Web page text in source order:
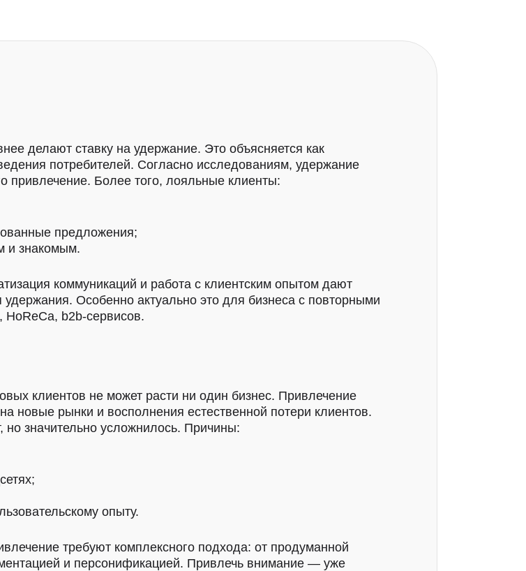
делают ставку на удержание. Это объясняется как
потребителей. Согласно исследованиям, удержание
привлечение. Более того, лояльные клиенты:
предложения;
и знакомым.
коммуникаций и работа с клиентским опытом дают
Особенно актуально это для бизнеса с повторными
HoReCa, b2b-сервисов.
клиентов не может расти ни один бизнес. Привлечение
новые рынки и восполнения естественной потери клиентов.
но значительно усложнилось. Причины:
опыту.
требуют комплексного подхода: от продуманной
и персонификацией. Привлечь внимание — уже